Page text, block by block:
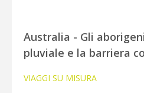
Australia - Gli
pluviale e la barriera
VIAGGI SU MISURA